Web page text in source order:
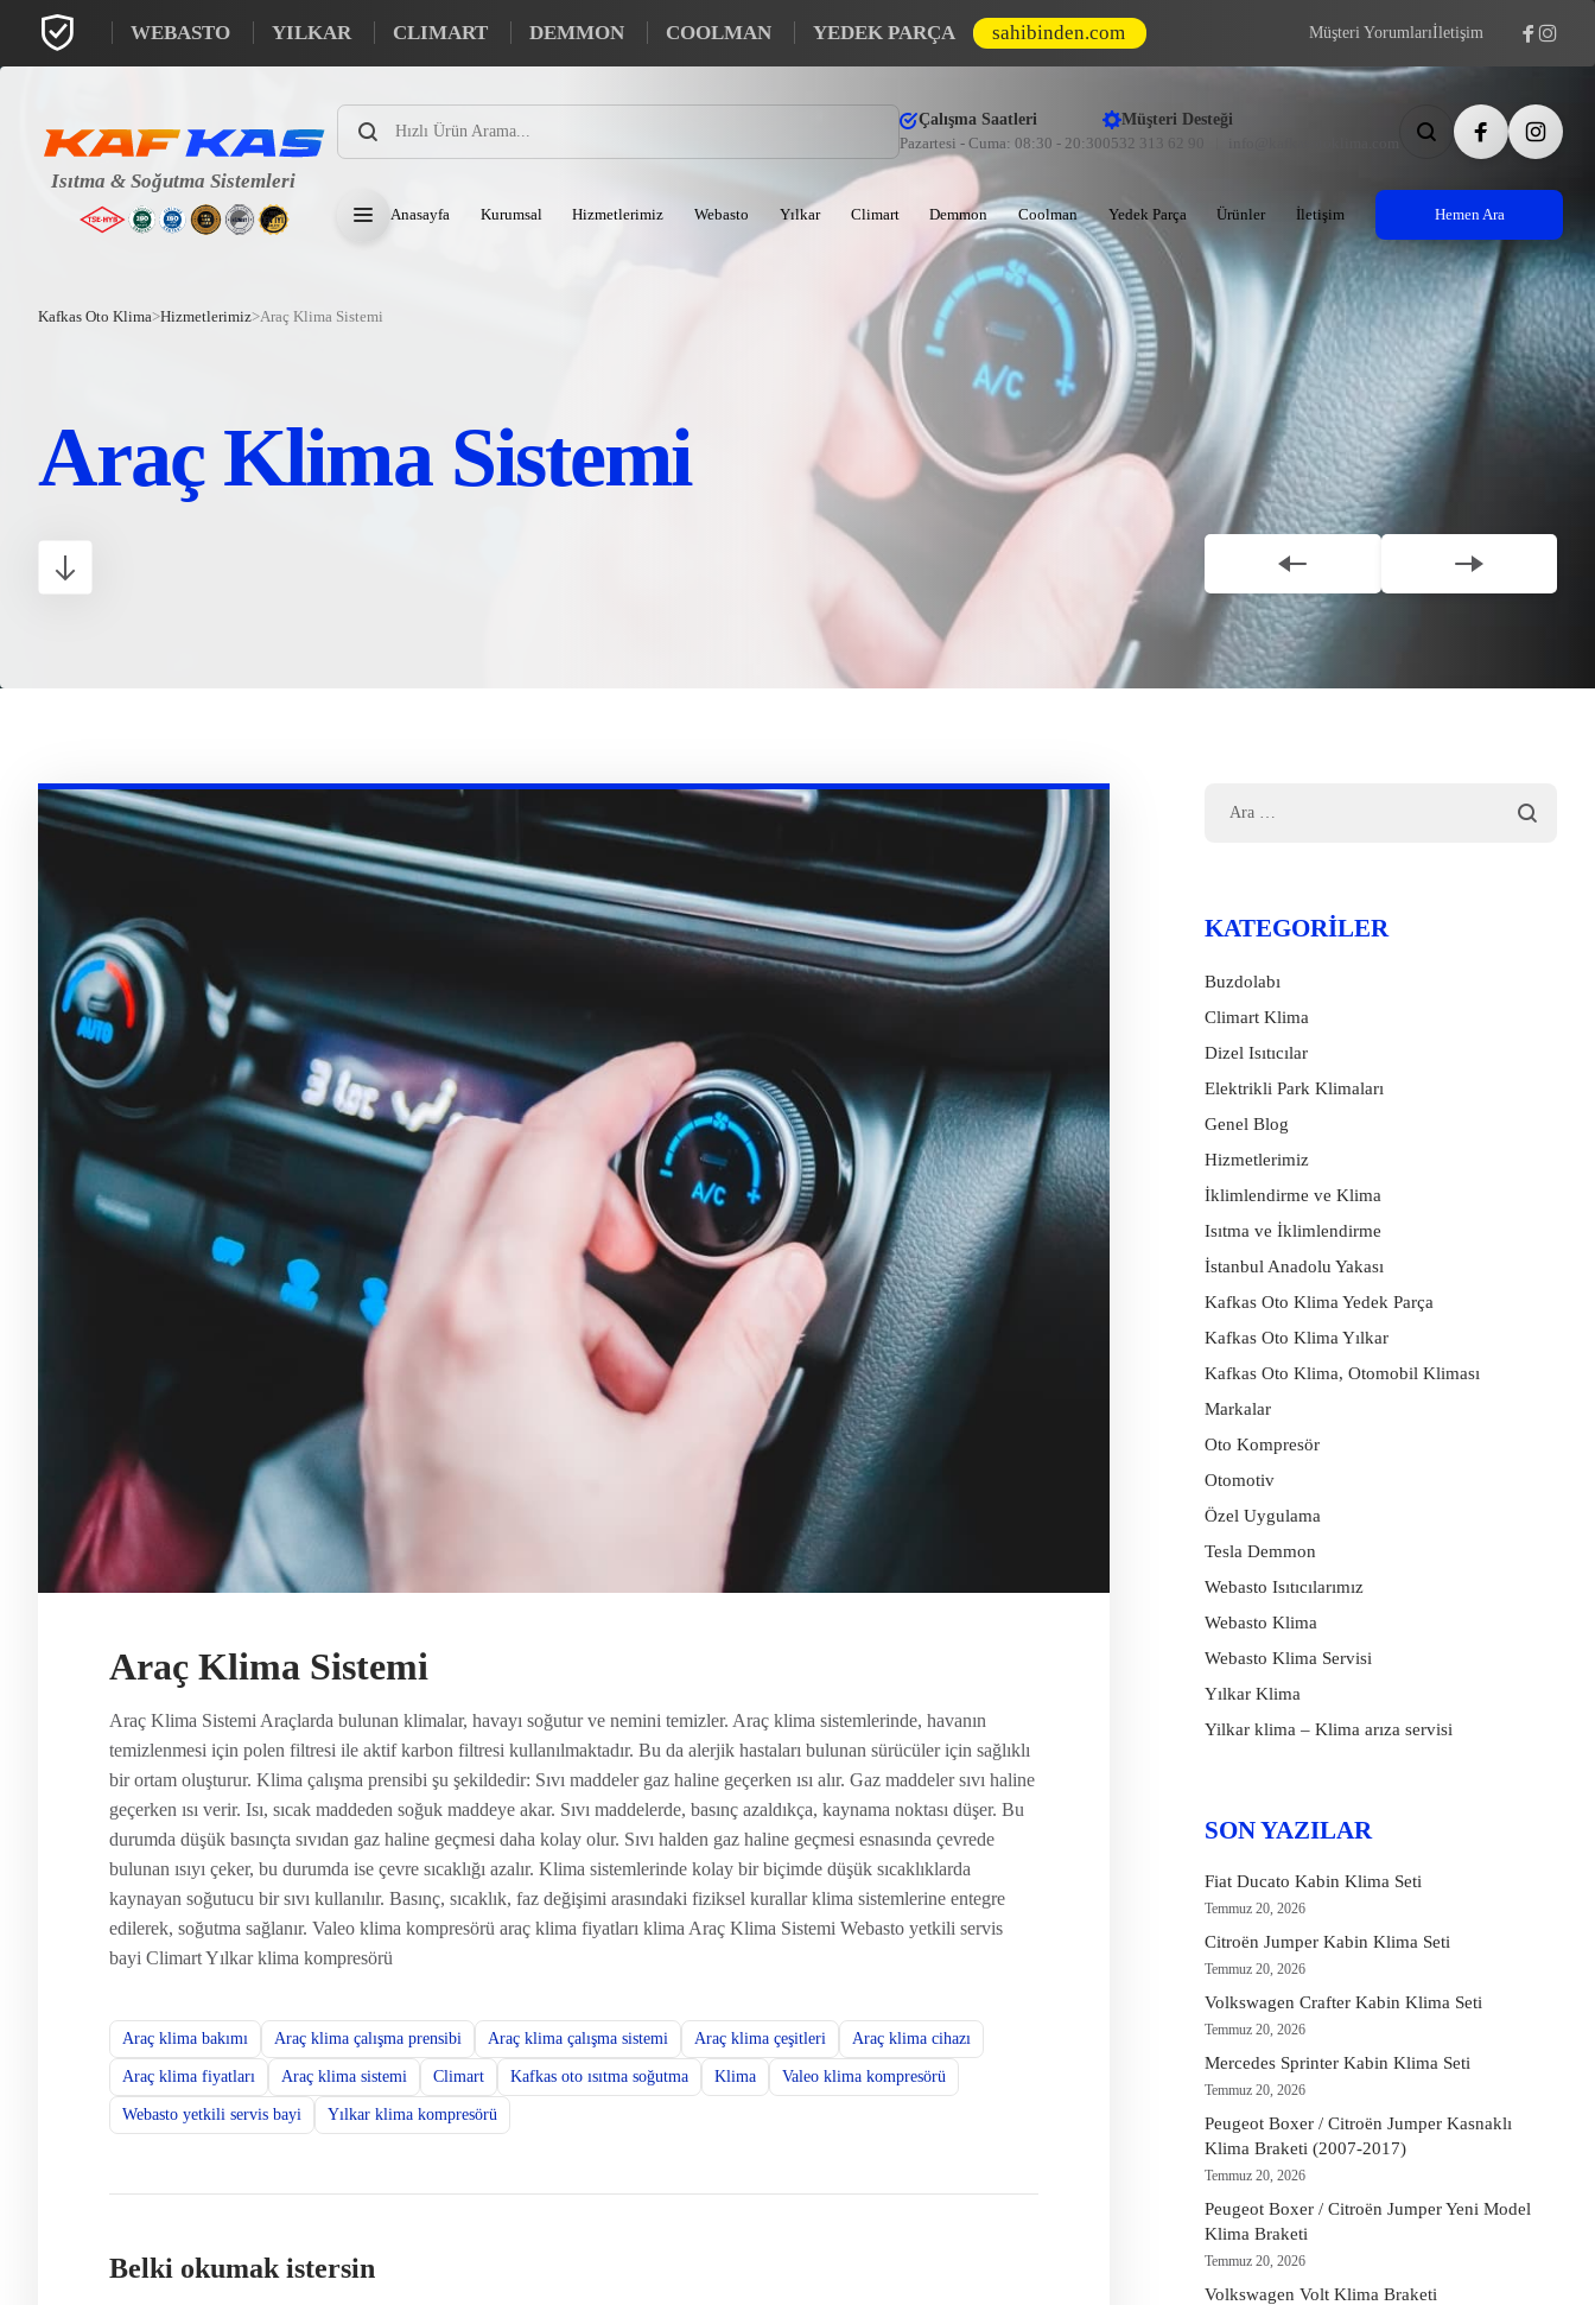
WEBASTO YILKAR CLIMART DEMMON COOLMAN YEDEK PARÇA sahibinden.com Müşteri Yorumlarıİletişim
Products
search
Çalışma Saatleri
Pazartesi - Cuma: 08:30 - 20:30
Müşteri Desteği
0532 313 62 90
Anasayfa Kurumsal Hizmetlerimiz Webasto Yılkar Climart Demmon Coolman Yedek Parça Ürünler İletişim Hemen Ara
Kafkas Oto Klima>Hizmetlerimiz>Araç Klima Sistemi
Araç Klima Sistemi
Araç Klima Sistemi
Araç Klima Sistemi Araçlarda bulunan klimalar, havayı soğutur ve nemini temizler. Araç klima sistemlerinde, havanın
temizlenmesi için polen filtresi ile aktif karbon filtresi kullanılmaktadır. Bu da alerjik hastaları bulunan sürücüler için sağlıklı
bir ortam oluşturur. Klima çalışma prensibi şu şekildedir: Sıvı maddeler gaz haline geçerken ısı alır. Gaz maddeler sıvı haline
geçerken ısı verir. Isı, sıcak maddeden soğuk maddeye akar. Sıvı maddelerde, basınç azaldıkça, kaynama noktası düşer. Bu
durumda düşük basınçta sıvıdan gaz haline geçmesi daha kolay olur. Sıvı halden gaz haline geçmesi esnasında çevrede
bulunan ısıyı çeker, bu durumda ise çevre sıcaklığı azalır. Klima sistemlerinde kolay bir biçimde düşük sıcaklıklarda
kaynayan soğutucu bir sıvı kullanılır. Basınç, sıcaklık, faz değişimi arasındaki fiziksel kurallar klima sistemlerine entegre
edilerek, soğutma sağlanır. Valeo klima kompresörü araç klima fiyatları klima Araç Klima Sistemi Webasto yetkili servis
bayi Climart Yılkar klima kompresörü
Araç klima bakımı Araç klima çalışma prensibi Araç klima çalışma sistemi Araç klima çeşitleri Araç klima cihazı
Araç klima fiyatları Araç klima sistemi Climart Kafkas oto ısıtma soğutma Klima Valeo klima kompresörü
Webasto yetkili servis bayi Yılkar klima kompresörü
Belki okumak istersin
KATEGORILER
Buzdolabı
Climart Klima
Dizel Isıtıcılar
Elektrikli Park Klimaları
Genel Blog
Hizmetlerimiz
İklimlendirme ve Klima
Isıtma ve İklimlendirme
İstanbul Anadolu Yakası
Kafkas Oto Klima Yedek Parça
Kafkas Oto Klima Yılkar
Kafkas Oto Klima, Otomobil Kliması
Markalar
Oto Kompresör
Otomotiv
Özel Uygulama
Tesla Demmon
Webasto Isıtıcılarımız
Webasto Klima
Webasto Klima Servisi
Yılkar Klima
Yilkar klima – Klima arıza servisi
SON YAZILAR
Fiat Ducato Kabin Klima Seti
Temmuz 20, 2026
Citroën Jumper Kabin Klima Seti
Temmuz 20, 2026
Volkswagen Crafter Kabin Klima Seti
Temmuz 20, 2026
Mercedes Sprinter Kabin Klima Seti
Temmuz 20, 2026
Peugeot Boxer / Citroën Jumper Kasnaklı
Klima Braketi (2007-2017)
Temmuz 20, 2026
Peugeot Boxer / Citroën Jumper Yeni Model
Klima Braketi
Temmuz 20, 2026
Volkswagen Volt Klima Braketi